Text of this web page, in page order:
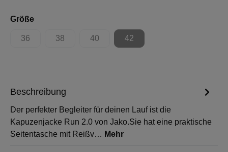
Größeauswählen
36
(Diese Option ist zurzeit nicht verfügbar.)
38
(Diese Option ist zurzeit nicht verfügbar.)
40
(Diese Option ist zurzeit nicht verfügbar.)
42
(Diese Option ist zurzeit nicht
Beschreibung
Der perfekter Begleiter für deinen Lauf ist die
Kapuzenjacke Run 2.0 von Jako.Sie hat eine praktische
Seitentasche mit Reißv… Mehr